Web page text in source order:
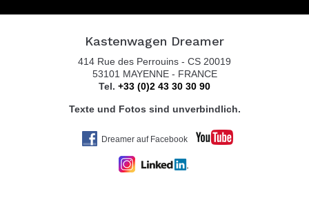
Kastenwagen Dreamer
414 Rue des Perrouins - CS 20019
53101 MAYENNE - FRANCE
Tel. +33 (0)2 43 30 30 90
Texte und Fotos sind unverbindlich.
Dreamer auf Facebook